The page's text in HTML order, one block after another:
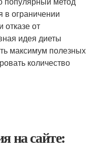
в ограничении
от
идея диеты
максимум полезных
количество
на сайте: